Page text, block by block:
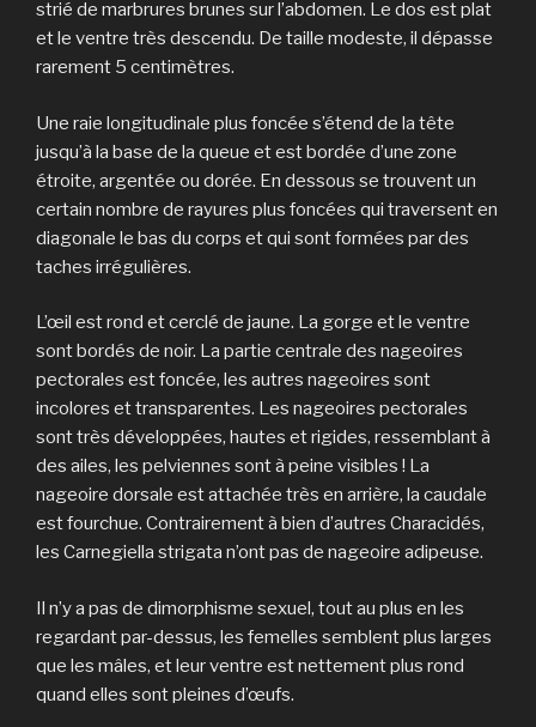
strié de marbrures brunes sur l’abdomen. Le dos est plat
et le ventre très descendu. De taille modeste, il dépasse
rarement 5 centimètres.
Une raie longitudinale plus foncée s’étend de la tête
jusqu’à la base de la queue et est bordée d’une zone
étroite, argentée ou dorée. En dessous se trouvent un
certain nombre de rayures plus foncées qui traversent en
diagonale le bas du corps et qui sont formées par des
taches irrégulières.
L’œil est rond et cerclé de jaune. La gorge et le ventre
sont bordés de noir. La partie centrale des nageoires
pectorales est foncée, les autres nageoires sont
incolores et transparentes. Les nageoires pectorales
sont très développées, hautes et rigides, ressemblant à
des ailes, les pelviennes sont à peine visibles ! La
nageoire dorsale est attachée très en arrière, la caudale
est fourchue. Contrairement à bien d’autres Characidés,
les Carnegiella strigata n’ont pas de nageoire adipeuse.
Il n’y a pas de dimorphisme sexuel, tout au plus en les
regardant par-dessus, les femelles semblent plus larges
que les mâles, et leur ventre est nettement plus rond
quand elles sont pleines d’œufs.